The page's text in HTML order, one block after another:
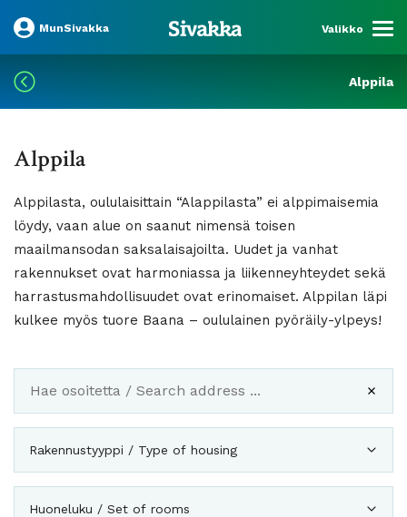
MunSivakka Valikko
Alppila
Alppila
Alppilasta, oululaisittain “Alappilasta” ei alppimaisemia
löydy, vaan alue on saanut nimensä toisen
maailmansodan saksalaisajoilta. Uudet ja vanhat
rakennukset ovat harmoniassa ja liikenneyhteydet sekä
harrastusmahdollisuudet ovat erinomaiset. Alppilan läpi
kulkee myös tuore Baana – oululainen pyöräily-ylpeys!
Rakennustyyppi / Type of housing
Huoneluku / Set of rooms